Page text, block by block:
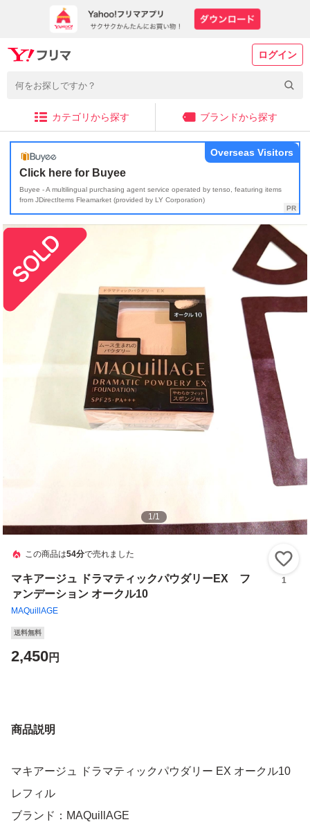
ログイン
カテゴリから探す ブランドから探す
Click here for Buyee
Buyee - A multilingual purchasing agent service operated by tenso, featuring items
from JDirectItems Fleamarket (provided by LY Corporation)
Overseas Visitors
1/1
この商品は54分で売れました
マキアージュ ドラマティックパウダリーEX フ
ァンデーション オークル10
MAQuillAGE
1
送料無料
2,450円
商品説明
マキアージュ ドラマティックパウダリー EX オークル10
レフィル
ブランド：MAQuillAGE